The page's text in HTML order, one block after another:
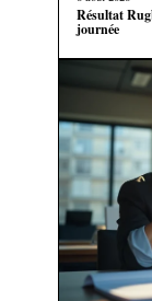
Résultat
journée